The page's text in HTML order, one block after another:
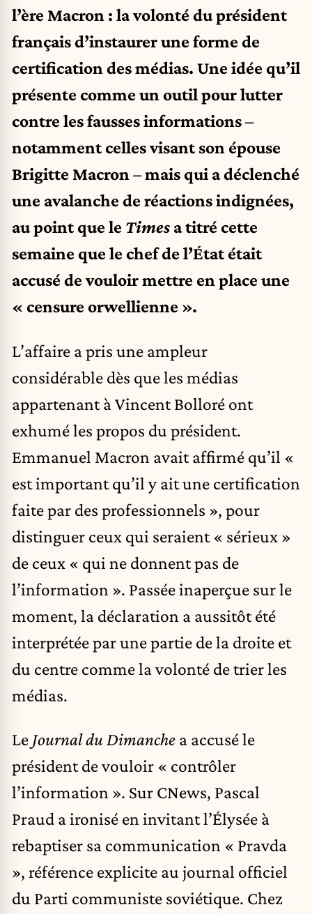
l’ère Macron : la volonté du président
français d’instaurer une forme de
certification des médias. Une idée qu’il
présente comme un outil pour lutter
contre les fausses informations –
notamment celles visant son épouse
Brigitte Macron – mais qui a déclenché
une avalanche de réactions indignées,
au point que le Times a titré cette
semaine que le chef de l’État était
accusé de vouloir mettre en place une
« censure orwellienne ».
L’affaire a pris une ampleur
considérable dès que les médias
appartenant à Vincent Bolloré ont
exhumé les propos du président.
Emmanuel Macron avait affirmé qu’il «
est important qu’il y ait une certification
faite par des professionnels », pour
distinguer ceux qui seraient « sérieux »
de ceux « qui ne donnent pas de
l’information ». Passée inaperçue sur le
moment, la déclaration a aussitôt été
interprétée par une partie de la droite et
du centre comme la volonté de trier les
médias.
Le Journal du Dimanche a accusé le
président de vouloir « contrôler
l’information ». Sur CNews, Pascal
Praud a ironisé en invitant l’Élysée à
rebaptiser sa communication « Pravda
», référence explicite au journal officiel
du Parti communiste soviétique. Chez